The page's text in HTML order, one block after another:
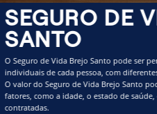
SEGURO DE
SANTO
O Seguro de Vida Brejo Santo pode ser
individuais de cada pessoa, com
O valor do Seguro de Vida Brejo Santo
fatores, como a idade, o estado de
contratadas.